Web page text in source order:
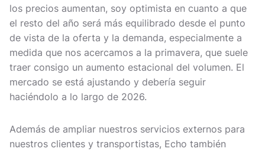
los precios aumentan, soy optimista en cuanto a que
el resto del año será más equilibrado desde el punto
de vista de la oferta y la demanda, especialmente a
medida que nos acercamos a la primavera, que suele
traer consigo un aumento estacional del volumen. El
mercado se está ajustando y debería seguir
haciéndolo a lo largo de 2026.
Además de ampliar nuestros servicios externos para
nuestros clientes y transportistas, Echo también